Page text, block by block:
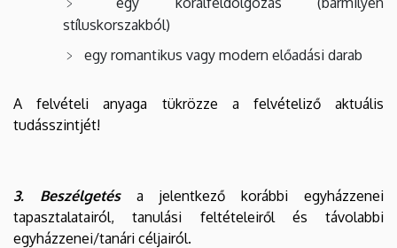
stíluskorszakból)
egy romantikus vagy modern előadási darab
A felvételi anyaga tükrözze a felvételiző aktuális
tudásszintjét!
3. Beszélgetésa jelentkező korábbi egyházzenei
tapasztalatairól, tanulási feltételeiről és távolabbi
egyházzenei/tanári céljairól.